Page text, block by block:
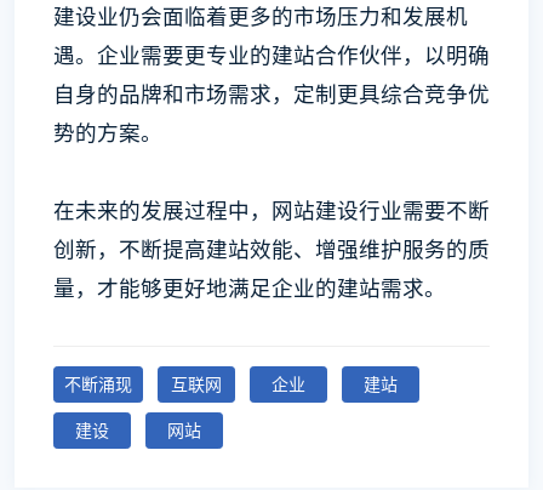
建设业仍会面临着更多的市场压力和发展机
遇。企业需要更专业的建站合作伙伴，以明确
自身的品牌和市场需求，定制更具综合竞争优
势的方案。
在未来的发展过程中，网站建设行业需要不断
创新，不断提高建站效能、增强维护服务的质
量，才能够更好地满足企业的建站需求。
不断涌现 互联网 企业
建站
建设
网站